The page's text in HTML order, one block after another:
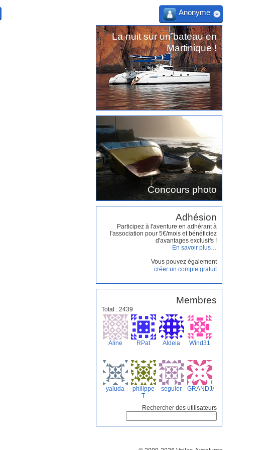
La nuit sur un bateau en
Martinique !
Concours photo
Adhésion
Participez à l'aventure en adhérant à
l'association pour 5€/mois et bénéficiez
d'avantages exclusifs !
En savoir plus…
Vous pouvez également
créer un compte gratuit
Membres
Total : 2439
Aline RPat Aldeia Wind31
yaluda
philippe
T
seguier GRANDJARDIN
Rechercher des utilisateurs
Anonyme